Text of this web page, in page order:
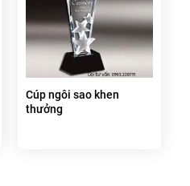
Cúp ngôi sao khen
thưởng